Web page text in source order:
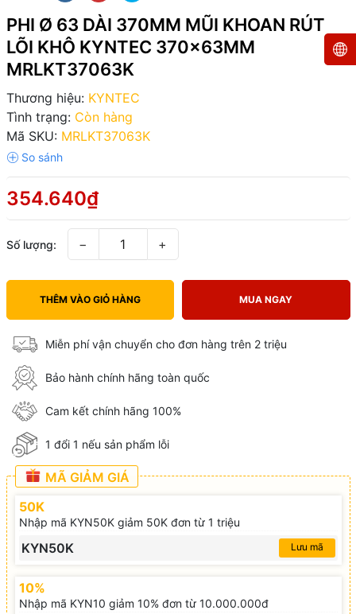
PHI Ø 63 DÀI 370MM MŨI KHOAN RÚT
LÕI KHÔ KYNTEC 370x63MM
MRLKT37063K
Thương hiệu: KYNTEC
Tình trạng: Còn hàng
Mã SKU: MRLKT37063K
354.640₫
Số lượng: − +
THÊM VÀO GIỎ HÀNG MUA NGAY
Miễn phí vận chuyển cho đơn hàng trên 2 triệu
Bảo hành chính hãng toàn quốc
Cam kết chính hãng 100%
1 đổi 1 nếu sản phẩm lỗi
MÃ GIẢM GIÁ
50K
Nhập mã KYN50K giảm 50K đơn từ 1 triệu
KYN50K Lưu mã
10%
Nhập mã KYN10 giảm 10% đơn từ 10.000.000đ